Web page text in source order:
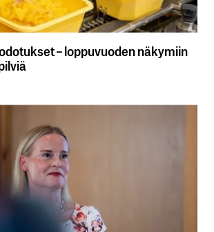
– loppuvuoden näkymiin